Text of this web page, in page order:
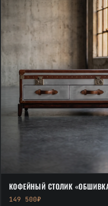
КОФЕЙНЫЙ СТОЛИК
149 500₽